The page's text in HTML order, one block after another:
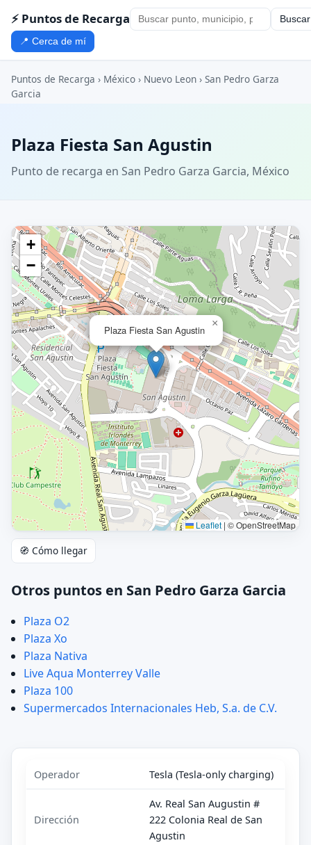
⚡ Puntos de Recarga Buscar
📍 Cerca de mí
Puntos de Recarga › México › Nuevo Leon › San Pedro Garza
Garcia
Plaza Fiesta San Agustin
Punto de recarga en San Pedro Garza Garcia, México
Plaza Fiesta San Agustin
×
+
−
Leaflet | © OpenStreetMap
🧭 Cómo llegar
Otros puntos en San Pedro Garza Garcia
Plaza O2
Plaza Xo
Plaza Nativa
Live Aqua Monterrey Valle
Plaza 100
Supermercados Internacionales Heb, S.a. de C.V.
Operador Tesla (Tesla-only charging)
Dirección
Av. Real San Augustin #
222 Colonia Real de San
Agustin